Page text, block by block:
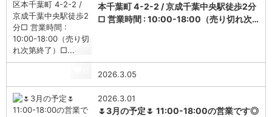
0
本千葉町 4-2-2 / 京成千葉中央駅徒歩2分
□ 営業時間 : 10:00-18:00（売り切れ次…
2026.3.05
2026.3.01
🌷3月の予定🌷 11:00-18:00の営業です◎